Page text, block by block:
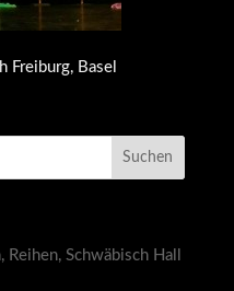
Freiburg, Basel
Schwäbisch Hall